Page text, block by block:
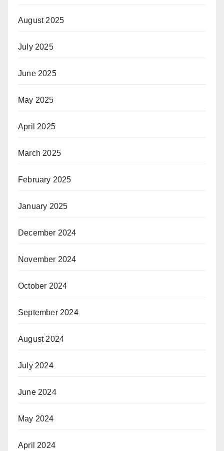
August 2025
July 2025
June 2025
May 2025
April 2025
March 2025
February 2025
January 2025
December 2024
November 2024
October 2024
September 2024
August 2024
July 2024
June 2024
May 2024
April 2024